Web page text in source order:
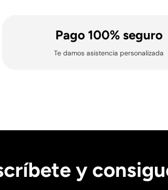
de Picsil tendrán un gasto de envío
14.00h - Sábados, Domingos y Festivos
Pago 100% seguro
Te damos asistencia personalizada
y